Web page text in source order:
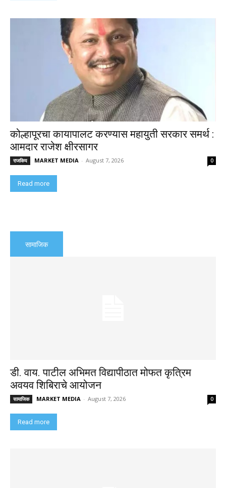
कोल्हापूरचा कायापालट करण्यास महायुती सरकार समर्थ :
आमदार राजेश क्षीरसागर
राजकिय MARKET MEDIA - August 7, 2026 0
Read more
सामाजिक
डी. वाय. पाटील अभिमत विद्यापीठात मोफत कृत्रिम
अवयव शिबिराचे आयोजन
सामाजिक MARKET MEDIA - August 7, 2026 0
Read more